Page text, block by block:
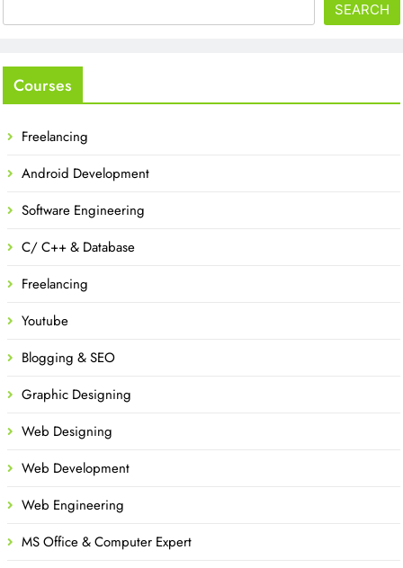
SEARCH
Courses
Freelancing
Android Development
Software Engineering
C/ C++ & Database
Freelancing
Youtube
Blogging & SEO
Graphic Designing
Web Designing
Web Development
Web Engineering
MS Office & Computer Expert